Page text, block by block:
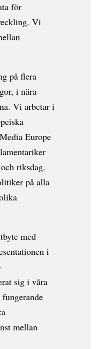
för
Vi
på flera
i nära
Vi arbetar i
Europe
riksdag.
på alla
med
i
sig i våra
mellan